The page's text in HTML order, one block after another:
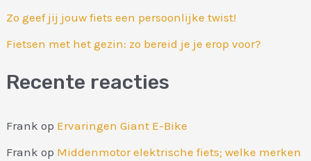
Zo geef jij jouw fiets een persoonlijke twist!
Fietsen met het gezin: zo bereid je je erop voor?
Recente reacties
Frank op Ervaringen Giant E-Bike
Frank op Middenmotor elektrische fiets; welke merken